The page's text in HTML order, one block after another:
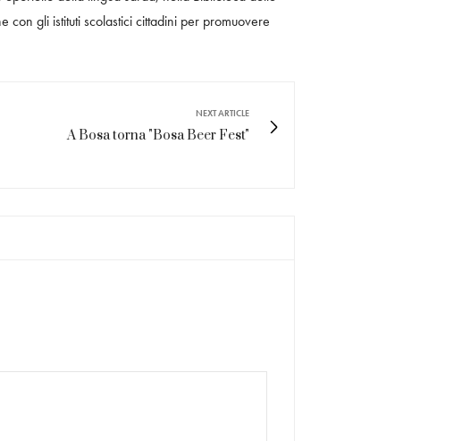
gli istituti scolastici cittadini per promuovere
NEXT ARTICLE
A Bosa torna "Bosa Beer Fest"